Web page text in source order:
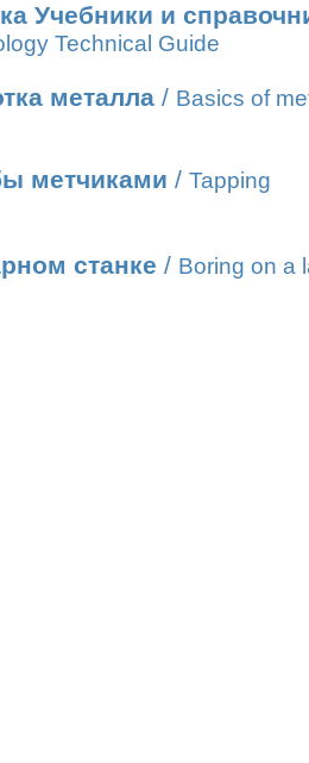
Учебники и
Technical Guide
металла / Basics of
метчиками / Tapping
станке / Boring on a